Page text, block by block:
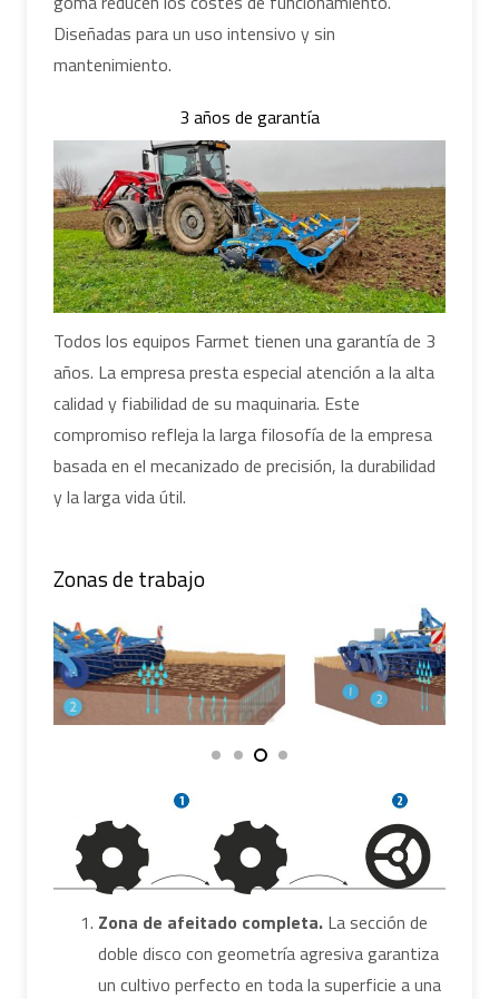
Diseñadas para un uso intensivo y sin
mantenimiento.
3 años de garantía
Todos los equipos Farmet tienen una garantía de 3
años. La empresa presta especial atención a la alta
calidad y fiabilidad de su maquinaria. Este
compromiso refleja la larga filosofía de la empresa
basada en el mecanizado de precisión, la durabilidad
y la larga vida útil.
Zonas de trabajo
Zona de afeitado completa. La sección de
doble disco con geometría agresiva garantiza
un cultivo perfecto en toda la superficie a una